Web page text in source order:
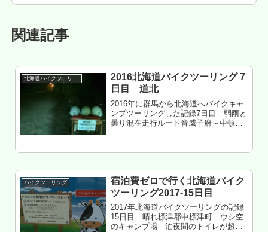
関連記事
北海道バイクツーリング
2016北海道バイクツーリング 7
日目 道北
2016年に群馬から北海道へバイクキャ
ンプツーリングした記録7日目 弱雨と
曇り混在走行ルート音威子府～中頓別
北緯45度みつばち村 泊もくじ 中頓別
バイクツーリング
宿泊費ゼロで行く北海道バイク
ツーリング2017-15日目
2017年北海道バイクツーリングの記録
15日目 晴れ標津郡中標津町 ウシ空
のキャンプ場 泊夜間のトイレが超遠